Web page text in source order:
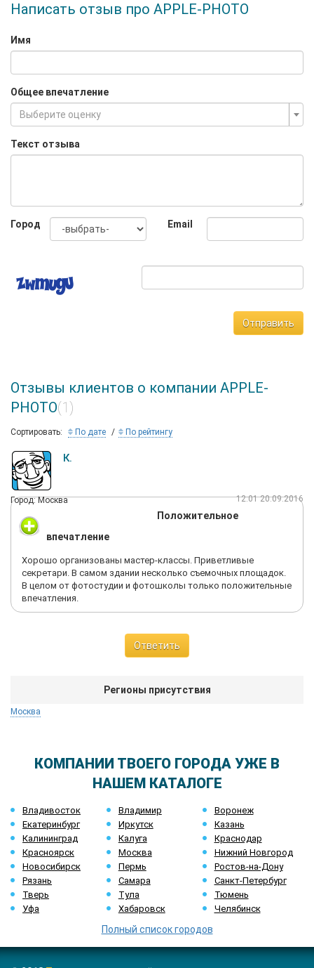
Написать отзыв про APPLE-PHOTO
Имя
Общее впечатление
Выберите оценку
Текст отзыва
Город Email
Отправить
Отзывы клиентов о компании APPLE-
PHOTO(1)
Сортировать: По дате По рейтингу
К.
Город: Москва 12:01 20.09.2016
Положительное
впечатление
Хорошо организованы мастер-классы. Приветливые
секретари. В самом здании несколько съемочных площадок.
В целом от фотостудии и фотошколы только положительные
впечатления.
Ответить
Регионы присутствия
Москва
КОМПАНИИ ТВОЕГО ГОРОДА УЖЕ В
НАШЕМ КАТАЛОГЕ
Владивосток Владимир
Воронеж
Екатеринбург
Иркутск
Казань
Калининград
Калуга
Краснодар
Красноярск
Москва
Нижний Новгород
Новосибирск
Пермь
Ростов-на-Дону
Рязань
Самара
Санкт-Петербург
Тверь
Тула
Тюмень
Уфа
Хабаровск Челябинск
Полный список городов